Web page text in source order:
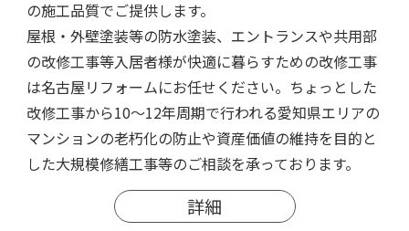
の施工品質でご提供します。
屋根・外壁塗装等の防水塗装、エントランスや共用部
の改修工事等入居者様が快適に暮らすための改修工事
は名古屋リフォームにお任せください。ちょっとした
改修工事から10～12年周期で行われる愛知県エリアの
マンションの老朽化の防止や資産価値の維持を目的と
した大規模修繕工事等のご相談を承っております。
詳細